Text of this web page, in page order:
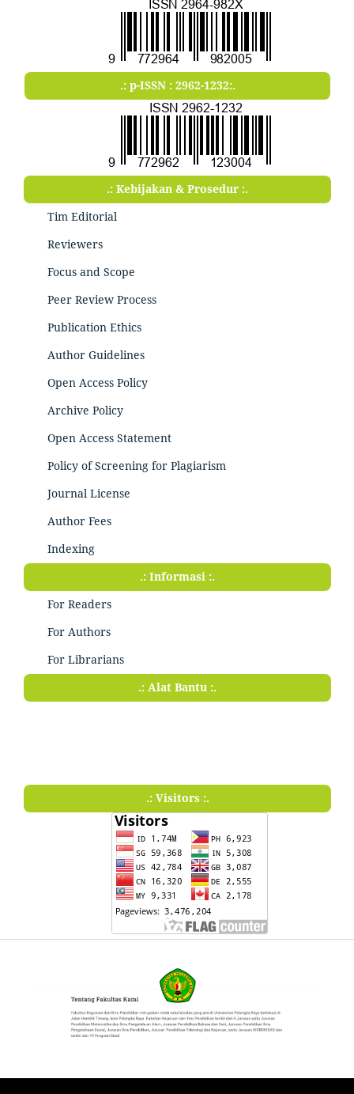
.: p-ISSN : 2962-1232:.
.: Kebijakan & Prosedur :.
Tim Editorial
Reviewers
Focus and Scope
Peer Review Process
Publication Ethics
Author Guidelines
Open Access Policy
Archive Policy
Open Access Statement
Policy of Screening for Plagiarism
Journal License
Author Fees
Indexing
.: Informasi :.
For Readers
For Authors
For Librarians
.: Alat Bantu :.
.: Visitors :.